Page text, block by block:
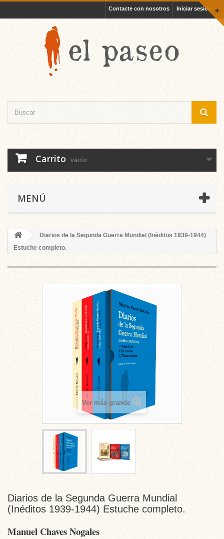
+
Iniciar sesión
Contacte con nosotros
Carrito vacío
MENÚ
Diarios de la Segunda Guerra Mundial (Inéditos 1939-1944)
Estuche completo.
Ver más grande
Diarios de la Segunda Guerra Mundial
(Inéditos 1939-1944) Estuche completo.
Manuel Chaves Nogales